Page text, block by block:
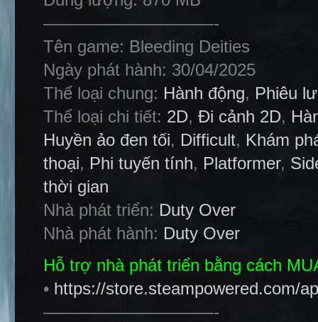
——————————-
Tên game: Bleeding Deities
Ngày phát hành: 30/04/2025
Thể loại chung: Hành động, Phiêu
Thể loại chi tiết: 2D, Đi cảnh 2D,
Huyền ảo đen tối, Difficult, Khám
thoại, Phi tuyến tính, Platformer,
thời gian
Nhà phát triển: Duty Over
Nhà phát hành: Duty Over
Hỗ trợ nhà phát triển bằng cách
• https://store.steampowered.com/
——————————-